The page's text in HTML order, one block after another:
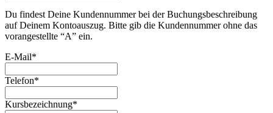
Du findest Deine Kundennummer bei der Buchungsbeschreibung
auf Deinem Kontoauszug. Bitte gib die Kundennummer ohne das
vorangestellte “A” ein.
E-Mail*
Telefon*
Kursbezeichnung*